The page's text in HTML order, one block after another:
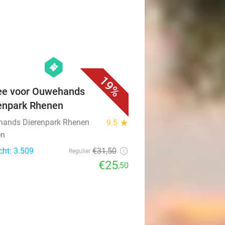
19%
hexagon
events
voor Ouwehands
Rhenen
Dierenpark Rhenen 9.5 star
3.509
Regulier €31,50
€25,50